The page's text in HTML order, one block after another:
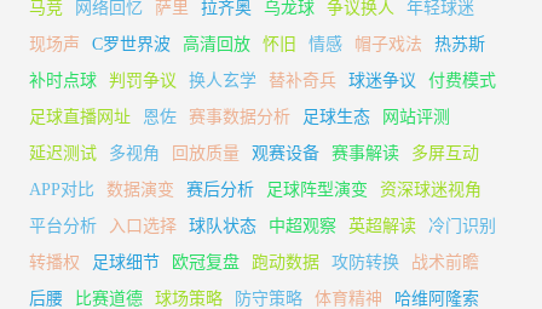
马竞 网络回忆 萨里 拉齐奥 乌龙球 争议换人
年轻球迷
现场声
C罗世界波 高清回放 怀旧 情感 帽子戏法
热苏斯
补时点球
判罚争议 换人玄学 替补奇兵 球迷争议
付费模式
足球直播网址
恩佐 赛事数据分析 足球生态
网站评测
延迟测试
多视角 回放质量 观赛设备 赛事解读
多屏互动
APP对比
数据演变 赛后分析 足球阵型演变
资深球迷视角
平台分析
入口选择 球队状态 中超观察 英超解读
冷门识别
转播权
足球细节 欧冠复盘 跑动数据 攻防转换
战术前瞻
后腰
比赛道德 球场策略 防守策略 体育精神
哈维阿隆索